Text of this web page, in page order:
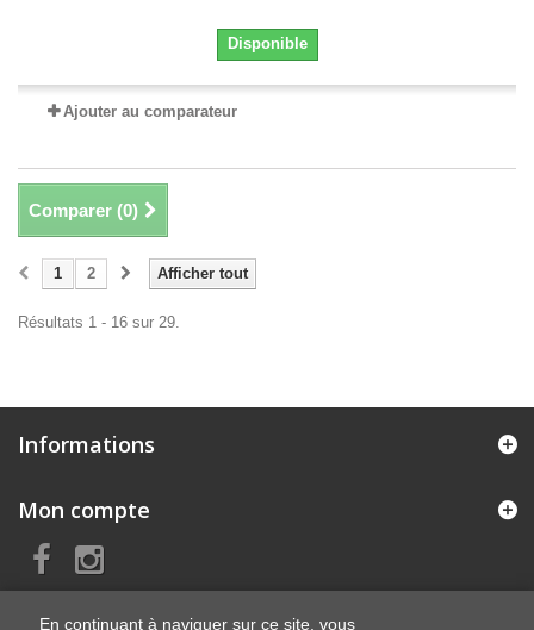
Disponible
Ajouter au comparateur
Comparer (0)
Afficher tout
1 2
Résultats 1 - 16 sur 29.
Informations
Mon compte
En continuant à naviguer sur ce site, vous